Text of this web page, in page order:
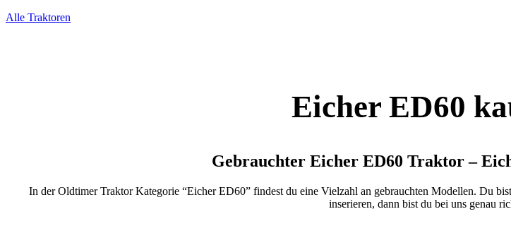
Alle Traktoren
Eicher ED60
Gebrauchter Eicher ED60 Traktor –
In der Oldtimer Traktor Kategorie “Eicher ED60” findest du eine Vielzahl an gebrauchten Modellen. Du
inserieren, dann bist du bei uns genau